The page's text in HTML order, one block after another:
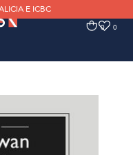
E ICBC
0 0